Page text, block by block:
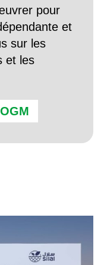
pour
et
sur les
et les